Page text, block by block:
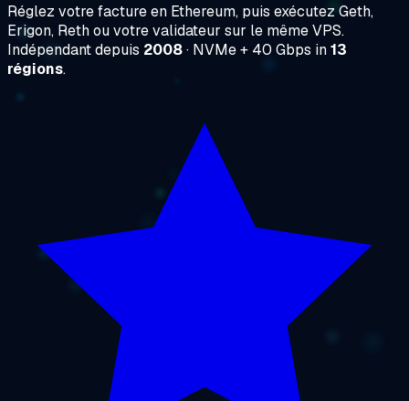
Réglez votre facture en Ethereum, puis exécutez Geth,
Erigon, Reth ou votre validateur sur le même VPS.
Indépendant depuis 2008· NVMe + 40 Gbps in13
régions.